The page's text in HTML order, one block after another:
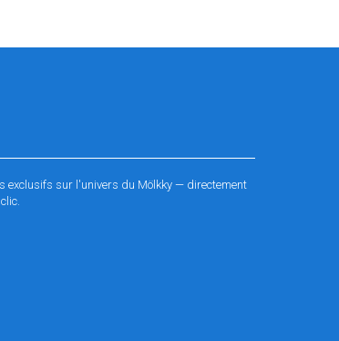
exclusifs sur l'univers du Mölkky — directement